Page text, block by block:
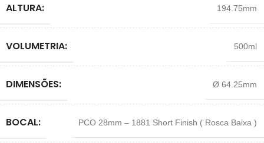
ALTURA: 194.75mm
VOLUMETRIA: 500ml
DIMENSÕES: Ø 64.25mm
BOCAL: PCO 28mm – 1881 Short Finish ( Rosca Baixa )